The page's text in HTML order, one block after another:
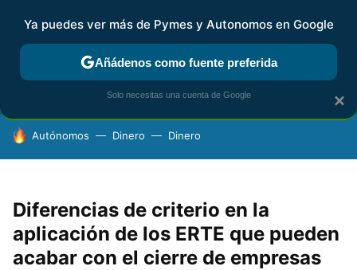
FISCALIDAD Y CONTABILIDAD KIT DIGITAL RENTA
HOY SE HABLA DE
Autónomos Dinero Dinero
Diferencias de criterio en la
aplicación de los ERTE que pueden
acabar con el cierre de empresas
×
Ya puedes ver más de Pymes y Autonomos en Google
Añádenos como fuente preferida
Solo necesitas una cuenta de Google